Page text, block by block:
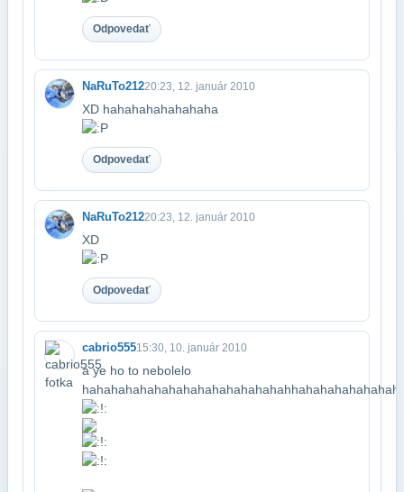
Odpovedať
NaRuTo21220:23, 12. január 2010
XD hahahahahahahaha
Odpovedať
NaRuTo21220:23, 12. január 2010
XD
Odpovedať
cabrio55515:30, 10. január 2010
a ye ho to nebolelo